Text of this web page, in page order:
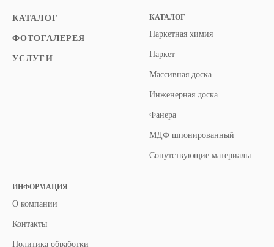
КАТАЛОГ
ФОТОГАЛЕРЕЯ
УСЛУГИ
КАТАЛОГ
Паркетная химия
Паркет
Массивная доска
Инженерная доска
Фанера
МДФ шпонированный
Сопутствующие материалы
ИНФОРМАЦИЯ
О компании
Контакты
Политика обработки